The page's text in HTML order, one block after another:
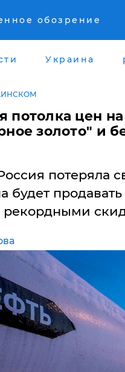
обозрение
Украина
потолка цен
золото" и
будет
рекордными